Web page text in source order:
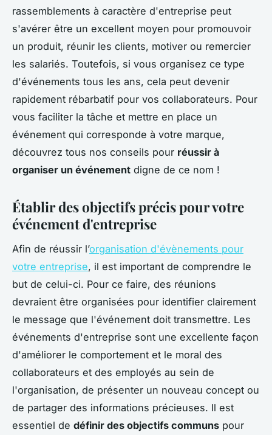
rassemblements à caractère d'entreprise peut
s'avérer être un excellent moyen pour promouvoir
un produit, réunir les clients, motiver ou remercier
les salariés. Toutefois, si vous organisez ce type
d'événements tous les ans, cela peut devenir
rapidement rébarbatif pour vos collaborateurs. Pour
vous faciliter la tâche et mettre en place un
événement qui corresponde à votre marque,
découvrez tous nos conseils pour réussir à
organiser un événement digne de ce nom !
Établir des objectifs précis pour votre
événement d'entreprise
Afin de réussir l’organisation d'évènements pour
votre entreprise, il est important de comprendre le
but de celui-ci. Pour ce faire, des réunions
devraient être organisées pour identifier clairement
le message que l'événement doit transmettre. Les
événements d'entreprise sont une excellente façon
d'améliorer le comportement et le moral des
collaborateurs et des employés au sein de
l'organisation, de présenter un nouveau concept ou
de partager des informations précieuses. Il est
essentiel de définir des objectifs communs pour